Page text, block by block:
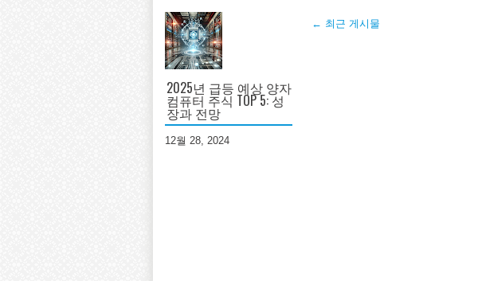
2025년 급등 예상 양자
컴퓨터 주식 TOP 5: 성
장과 전망
12월 28, 2024
← 최근 게시물